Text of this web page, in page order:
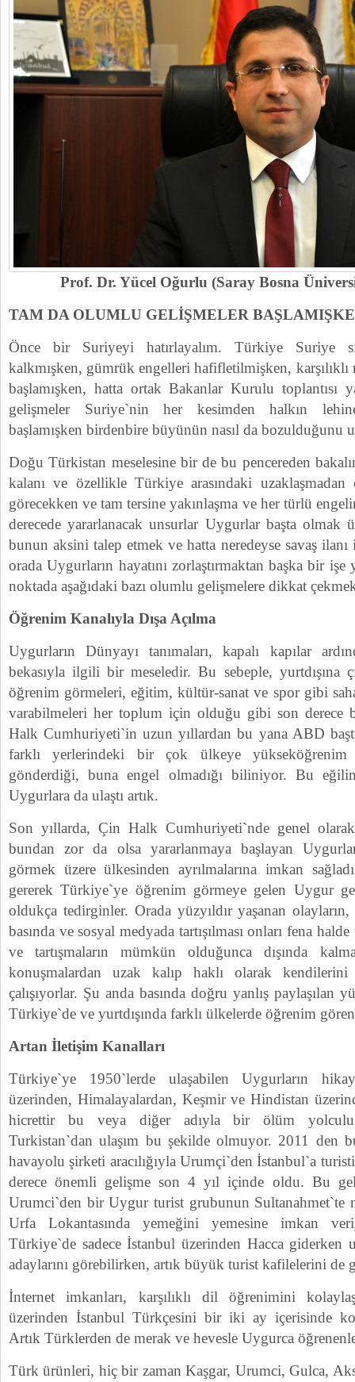
Prof. Dr. Yücel Oğurlu (Saray Bosna
TAM DA OLUMLU GELİŞMELER
Önce bir Suriyeyi hatırlayalım. Türkiye Suriye
kalkmışken, gümrük engelleri hafifletilmişken,
başlamışken, hatta ortak Bakanlar Kurulu toplantısı
gelişmeler Suriye`nin her kesimden halkın
başlamışken birdenbire büyünün nasıl da bozulduğunu
Doğu Türkistan meselesine bir de bu pencereden
kalanı ve özellikle Türkiye arasındaki
görecekken ve tam tersine yakınlaşma ve her türlü
derecede yararlanacak unsurlar Uygurlar başta olmak
bunun aksini talep etmek ve hatta neredeyse savaş
orada Uygurların hayatını zorlaştırmaktan başka bir
noktada aşağıdaki bazı olumlu gelişmelere dikkat
Öğrenim Kanalıyla Dışa Açılma
Uygurların Dünyayı tanımaları, kapalı kapılar
bekasıyla ilgili bir meseledir. Bu sebeple, yurtdışına
öğrenim görmeleri, eğitim, kültür-sanat ve spor gibi
varabilmeleri her toplum için olduğu gibi son derece
Halk Cumhuriyeti`in uzun yıllardan bu yana ABD
farklı yerlerindeki bir çok ülkeye
gönderdiği, buna engel olmadığı biliniyor. Bu
Uygurlara da ulaştı artık.
Son yıllarda, Çin Halk Cumhuriyeti`nde genel
bundan zor da olsa yararlanmaya başlayan
görmek üzere ülkesinden ayrılmalarına imkan
gererek Türkiye`ye öğrenim görmeye gelen Uygur
oldukça tedirginler. Orada yüzyıldır yaşanan olayların,
basında ve sosyal medyada tartışılması onları fena
ve tartışmaların mümkün olduğunca dışında
konuşmalardan uzak kalıp haklı olarak
çalışıyorlar. Şu anda basında doğru yanlış paylaşılan
Türkiye`de ve yurtdışında farklı ülkelerde öğrenim
Artan İletişim Kanalları
Türkiye`ye 1950`lerde ulaşabilen Uygurların
üzerinden, Himalayalardan, Keşmir ve Hindistan
hicrettir bu veya diğer adıyla bir ölüm
Turkistan`dan ulaşım bu şekilde olmuyor. 2011 den
havayolu şirketi aracılığıyla Urumçi`den İstanbul`a
derece önemli gelişme son 4 yıl içinde oldu. Bu
Urumci`den bir Uygur turist grubunun Sultanahmet`te
Urfa Lokantasında yemeğini yemesine imkan
Türkiye`de sadece İstanbul üzerinden Hacca giderken
adaylarını görebilirken, artık büyük turist kafilelerini de
İnternet imkanları, karşılıklı dil öğrenimini
üzerinden İstanbul Türkçesini bir iki ay içerisinde
Artık Türklerden de merak ve hevesle Uygurca
Türk ürünleri, hiç bir zaman Kaşgar, Urumci, Gulca,